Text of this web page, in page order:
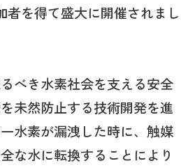
者を得て盛大に開催されまし
べき水素社会を支える安全
未然防止する技術開発を進
水素が漏洩した時に、触媒
な水に転換することにより